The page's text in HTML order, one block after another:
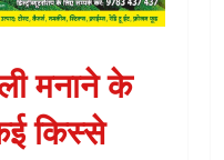
मनाने के
किस्से